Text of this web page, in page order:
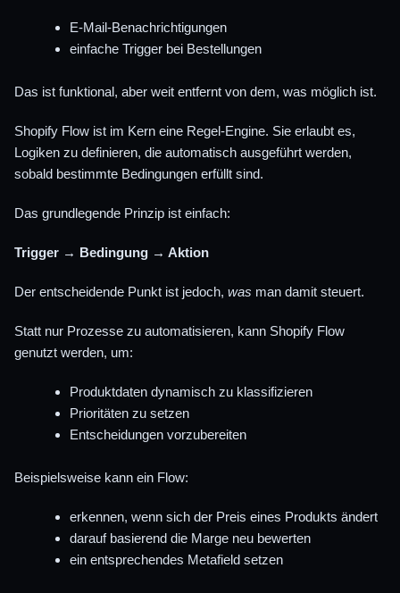
E-Mail-Benachrichtigungen
einfache Trigger bei Bestellungen
Das ist funktional, aber weit entfernt von dem, was möglich ist.
Shopify Flow ist im Kern eine Regel-Engine. Sie erlaubt es,
Logiken zu definieren, die automatisch ausgeführt werden,
sobald bestimmte Bedingungen erfüllt sind.
Das grundlegende Prinzip ist einfach:
Trigger → Bedingung → Aktion
Der entscheidende Punkt ist jedoch, was man damit steuert.
Statt nur Prozesse zu automatisieren, kann Shopify Flow
genutzt werden, um:
Produktdaten dynamisch zu klassifizieren
Prioritäten zu setzen
Entscheidungen vorzubereiten
Beispielsweise kann ein Flow:
erkennen, wenn sich der Preis eines Produkts ändert
darauf basierend die Marge neu bewerten
ein entsprechendes Metafield setzen